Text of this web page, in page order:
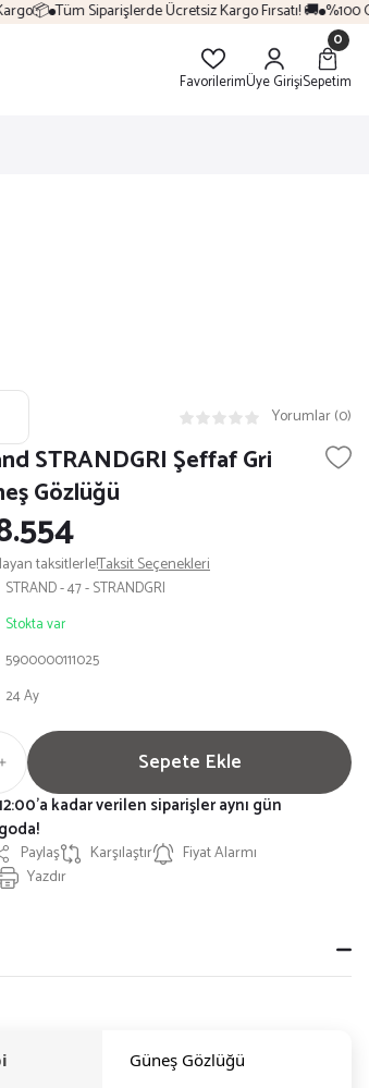
Tüm Siparişlerde Ücretsiz Kargo Fırsatı! 🚚 %100
FavorilerimÜye Girişi
0
Sepetim
Yorumlar (0)
STRANDGRI Şeffaf Gri
Gözlüğü
taksitlerle!Taksit Seçenekleri
STRAND - 47 - STRANDGRI
Stokta var
5900000111025
24 Ay
Sepete Ekle
Paylaş Karşılaştır
Fiyat Alarmı
Yazdır
kadar verilen siparişler aynı gün
Güneş Gözlüğü